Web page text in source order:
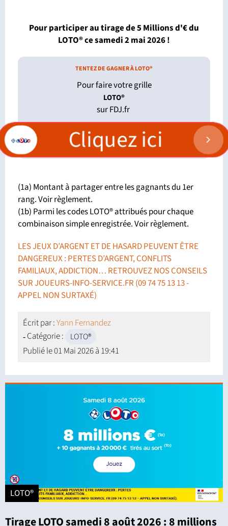
Pour participer au tirage de 5 Millions d'€ du
LOTO®ce samedi 2 mai 2026 !
TENTEZ DE GAGNER À LOTO®
Pour faire votre grille
LOTO®
sur FDJ.fr
Cliquez ici
(1a) Montant à partager entre les gagnants du 1er
rang. Voir règlement.
(1b) Parmi les codes LOTO® attribués pour chaque
combinaison simple enregistrée. Voir règlement.
LES JEUX D’ARGENT ET DE HASARD PEUVENT ÊTRE
DANGEREUX : PERTES D’ARGENT, CONFLITS
FAMILIAUX, ADDICTION… RETROUVEZ NOS CONSEILS
SURJOUEURS-INFO-SERVICE.FR (09 74 75 13 13 -
APPEL NON SURTAXÉ)
Écrit par :Yann Fernandez
Catégorie :
LOTO®
Publié le01 Mai 2026 à 19:41
LOTO®
Tirage LOTO samedi 8 août 2026 : 8 millions